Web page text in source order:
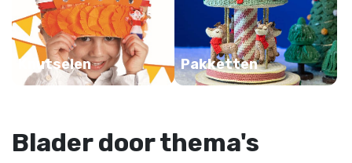
Knutselen Pakketten
Blader door thema's